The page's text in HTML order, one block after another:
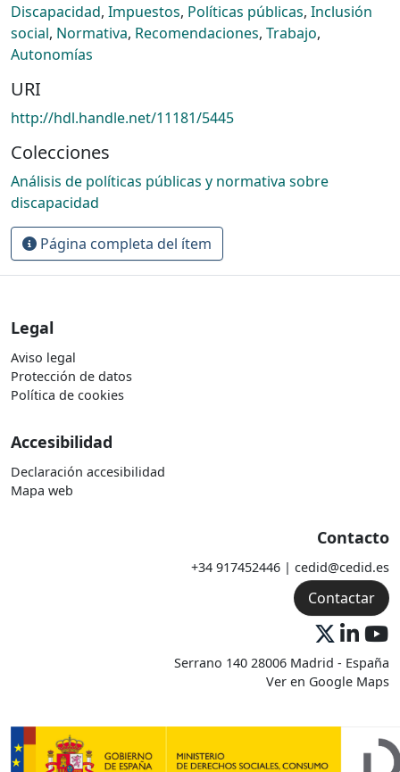
Discapacidad, Impuestos, Políticas públicas, Inclusión
social, Normativa, Recomendaciones, Trabajo,
Autonomías
URI
http://hdl.handle.net/11181/5445
Colecciones
Análisis de políticas públicas y normativa sobre
discapacidad
Página completa del ítem
Legal
Aviso legal
Protección de datos
Política de cookies
Accesibilidad
Declaración accesibilidad
Mapa web
Contacto
+34 917452446 | cedid@cedid.es
Contactar
Serrano 140 28006 Madrid - España
Ver en Google Maps